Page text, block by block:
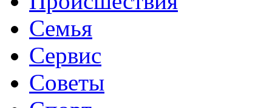
Семья
Сервис
Советы